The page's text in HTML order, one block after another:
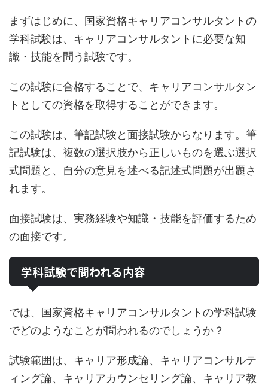
まずはじめに、国家資格キャリアコンサルタントの
学科試験は、キャリアコンサルタントに必要な知
識・技能を問う試験です。
この試験に合格することで、キャリアコンサルタン
トとしての資格を取得することができます。
この試験は、筆記試験と面接試験からなります。筆
記試験は、複数の選択肢から正しいものを選ぶ選択
式問題と、自分の意見を述べる記述式問題が出題さ
れます。
面接試験は、実務経験や知識・技能を評価するため
の面接です。
学科試験で問われる内容
では、国家資格キャリアコンサルタントの学科試験
でどのようなことが問われるのでしょうか？
試験範囲は、キャリア形成論、キャリアコンサルテ
ィング論、キャリアカウンセリング論、キャリア教